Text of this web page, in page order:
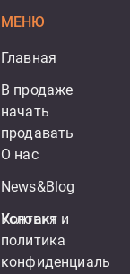
МЕНЮ
Главная
В продаже
начать
продавать
О нас
News&Blog
Контакт
Условия и
политика
конфиденциаль